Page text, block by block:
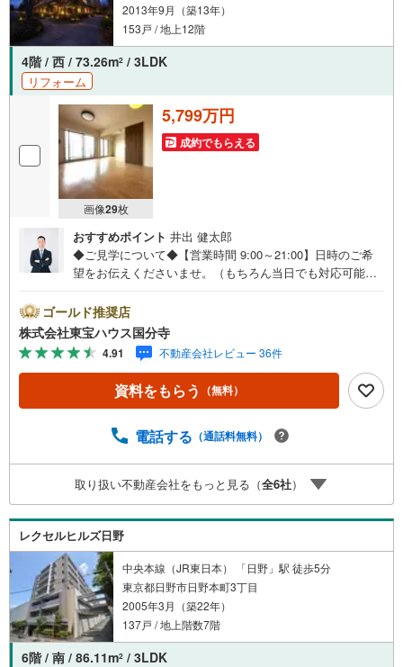
2013年9月（築13年）
153戸 / 地上12階
4階 / 西 / 73.26m2 / 3LDK
リフォーム
画像29枚
5,799万円
成約でもらえる
おすすめポイント 井出 健太郎
◆ご見学について◆【営業時間 9:00～21:00】日時のご希
望をお伝えくださいませ。（もちろん当日でも対応可能で
のご連絡をおすすめいたします。「室内・現地を見学す
る」ボタンよりご予約いただくと、スムーズにご案内可能
です。事前に鍵の手配や内覧準備が必要な場合がございま
すのでご了承ください。◆TOHO HOUSE CLUB◆弊社で売
買いただいたお客様はTOHO HOUSE CLUBにご加入いただ
けます。10～20、30年後のリフォーム、保険やローンの見
ご提供いたします。◆FPによるライフサポート◆専属ファ
運用・相続など幅広くアドバイスいたします。ご契約前後
を問わず、安心してご利用いただけます。◆安心の環境◆
無料駐車場、キッズスペースを完備し、ご家族でのご来店
も安心です。の体制で皆様の住まい探しをサポートいたし
ます。
ゴールド推奨店
株式会社東宝ハウス国分寺
4.91 不動産会社レビュー 36件
資料をもらう （無料）
電話する （通話料無料）
取り扱い不動産会社をもっと見る（全6社）
レクセルヒルズ日野
中央本線（JR東日本） 「日野」駅 徒歩5分
東京都日野市日野本町3丁目
2005年3月（築22年）
137戸 / 地上階数7階
6階 / 南 / 86.11m2 / 3LDK